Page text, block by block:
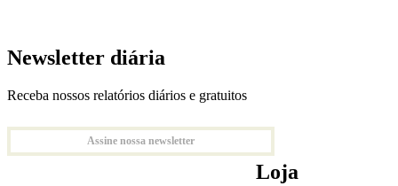
Newsletter diária
Receba nossos relatórios diários e gratuitos
Assine nossa newsletter
Loja